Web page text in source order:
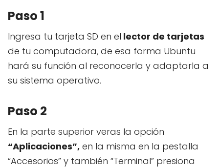
Paso 1
Ingresa tu tarjeta SD en el lector de tarjetas
de tu computadora, de esa forma Ubuntu
hará su función al reconocerla y adaptarla a
su sistema operativo.
Paso 2
En la parte superior veras la opción
“Aplicaciones”, en la misma en la pestalla
“Accesorios” y también “Terminal” presiona